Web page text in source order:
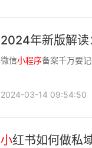
2024年新版解读
微信小程序备案千万要
2024-03-14 09:54:50
小红书如何做私